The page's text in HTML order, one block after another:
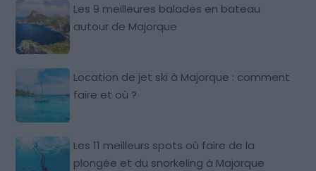
Les 9 meilleures balades en bateau
autour de Majorque
Location de jet ski à Majorque : comment
faire et où ?
Les 11 meilleurs spots où faire de la
plongée et du snorkeling à Majorque